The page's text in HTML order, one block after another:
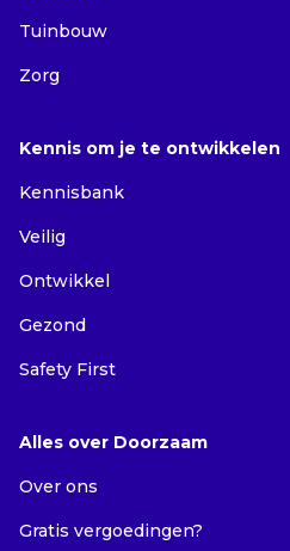
Tuinbouw
Zorg
Kennis om je te ontwikkelen
Kennisbank
Veilig
Ontwikkel
Gezond
Safety First
Alles over Doorzaam
Over ons
Gratis vergoedingen?